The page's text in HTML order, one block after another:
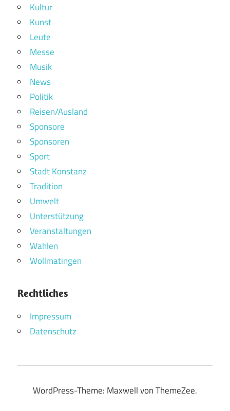
Kultur
Kunst
Leute
Messe
Musik
News
Politik
Reisen/Ausland
Sponsore
Sponsoren
Sport
Stadt Konstanz
Tradition
Umwelt
Unterstützung
Veranstaltungen
Wahlen
Wollmatingen
Rechtliches
Impressum
Datenschutz
WordPress-Theme: Maxwell von ThemeZee.